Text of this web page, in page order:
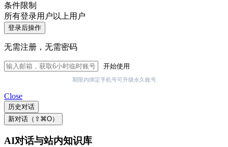
条件限制
所有登录用户以上用户
登录后操作
无需注册，无需密码
开始使用
期限内绑定手机号可升级永久账号
Close
历史对话
新对话（⇧⌘O）
AI对话与站内知识库